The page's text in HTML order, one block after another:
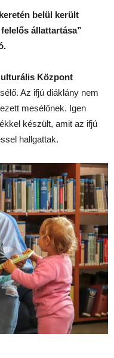
belül került
állattartása”
Központ
Az ifjú diáklány nem
mesélőnek. Igen
készült, amit az ifjú
hallgattak.